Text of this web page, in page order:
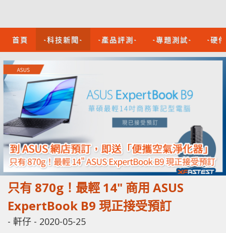
首頁 -科技新聞- -產品評測- -專題測試- -硬
只有 870g！最輕 14" 商用 ASUS
ExpertBook B9 現正接受預訂
- 軒仔 - 2020-05-25